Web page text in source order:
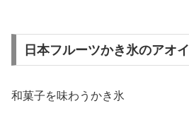
日本フルーツかき氷のアオイ
和菓子を味わうかき氷